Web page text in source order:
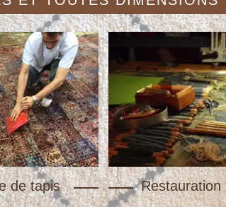
de tapis Restauration